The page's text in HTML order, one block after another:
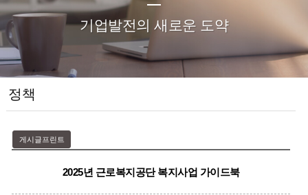
기업발전의 새로운 도약
정책
게시글프린트
2025년 근로복지공단 복지사업 가이드북